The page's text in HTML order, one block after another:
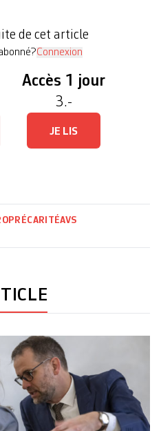
de cet article
Connexion
Accès 1 jour
3.-
JE LIS
PRÉCARITÉAVS